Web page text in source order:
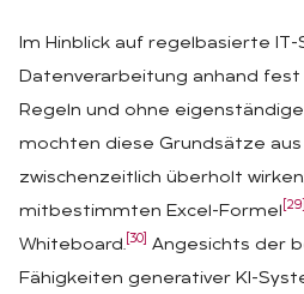
Im Hinblick auf regelbasierte
Datenverarbeitung anhand
Regeln und ohne
mochten diese Grundsätze
zwischenzeitlich überholt
mitbestimmten Excel-Formel [29]
Whiteboard. [30]
Angesichts der
Fähigkeiten generativer KI-